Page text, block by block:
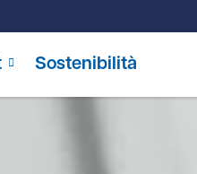
Sostenibilità